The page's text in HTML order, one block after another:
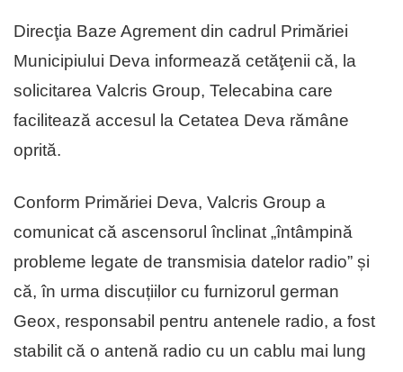
Direcţia Baze Agrement din cadrul Primăriei
Municipiului Deva informează cetăţenii că, la
solicitarea Valcris Group, Telecabina care
facilitează accesul la Cetatea Deva rămâne
oprită.
Conform Primăriei Deva, Valcris Group a
comunicat că ascensorul înclinat „întâmpină
probleme legate de transmisia datelor radio” și
că, în urma discuțiilor cu furnizorul german
Geox, responsabil pentru antenele radio, a fost
stabilit că o antenă radio cu un cablu mai lung